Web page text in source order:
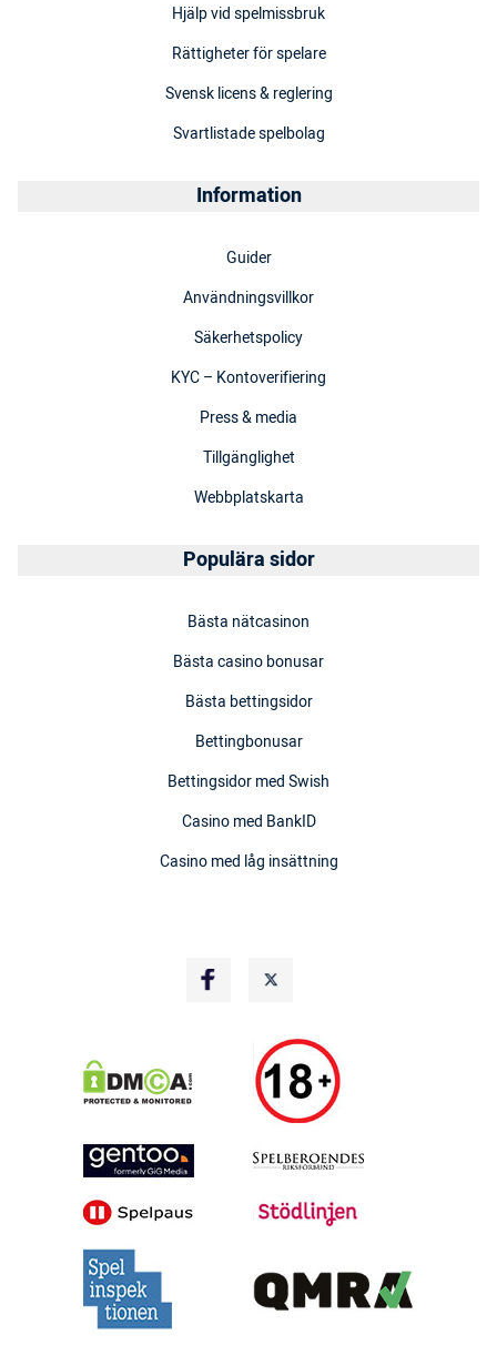
Hjälp vid spelmissbruk
Rättigheter för spelare
Svensk licens & reglering
Svartlistade spelbolag
Information
Guider
Användningsvillkor
Säkerhetspolicy
KYC – Kontoverifiering
Press & media
Tillgänglighet
Webbplatskarta
Populära sidor
Bästa nätcasinon
Bästa casino bonusar
Bästa bettingsidor
Bettingbonusar
Bettingsidor med Swish
Casino med BankID
Casino med låg insättning